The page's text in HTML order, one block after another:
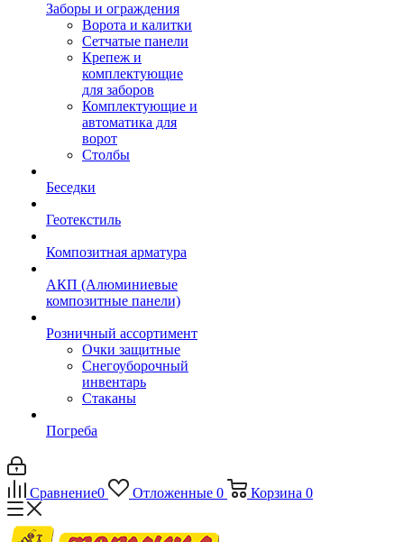
Заборы и ограждения
Ворота и калитки
Сетчатые панели
Крепеж и
комплектующие
для заборов
Комплектующие и
автоматика для
ворот
Столбы
Беседки
Геотекстиль
Композитная арматура
АКП (Алюминиевые
композитные панели)
Розничный ассортимент
Очки защитные
Снегоуборочный
инвентарь
Стаканы
Погреба
Сравнение0 Отложенные 0 Корзина 0